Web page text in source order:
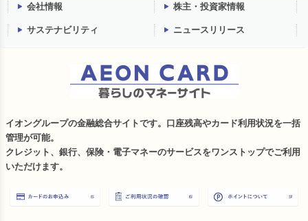
会社情報 株主・投資家情報
サステナビリティ ニュースリリース
イオングループの金融総合サイトです。口座残高やカード利用状況を一括
管理が可能。
クレジット、銀行、保険・電子マネーのサービスをワンストップでご利用
いただけます。